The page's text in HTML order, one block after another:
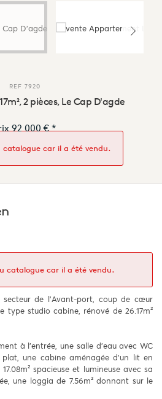
REF 7920
2 pièces, Le Cap D'agde
92 000 €*
car il a été vendu.
catalogue car il a été vendu.
secteur de l'Avant-port, coup de cœur
studio cabine, rénové de 26.17m²
à l'entrée, une salle d'eau avec WC
une cabine aménagée d'un lit en
spacieuse et lumineuse avec sa
une loggia de 7.56m² donnant sur le